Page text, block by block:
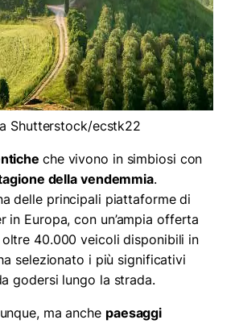
Shutterstock/ecstk22
che vivono in simbiosi con
della vendemmia.
delle principali piattaforme di
in Europa, con un’ampia offerta
40.000 veicoli disponibili in
selezionato i più significativi
godersi lungo la strada.
ma anche paesaggi